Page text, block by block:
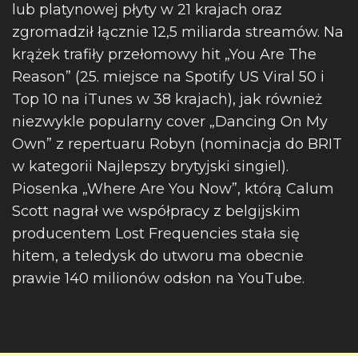
lub platynowej płyty w 21 krajach oraz
zgromadził łącznie 12,5 miliarda streamów. Na
krążek trafiły przełomowy hit „You Are The
Reason” (25. miejsce na Spotify US Viral 50 i
Top 10 na iTunes w 38 krajach), jak również
niezwykle popularny cover „Dancing On My
Own” z repertuaru Robyn (nominacja do BRIT
w kategorii Najlepszy brytyjski singiel).
Piosenka „Where Are You Now”, którą Calum
Scott nagrał we współpracy z belgijskim
producentem Lost Frequencies stała się
hitem, a teledysk do utworu ma obecnie
prawie 140 milionów odsłon na YouTube.